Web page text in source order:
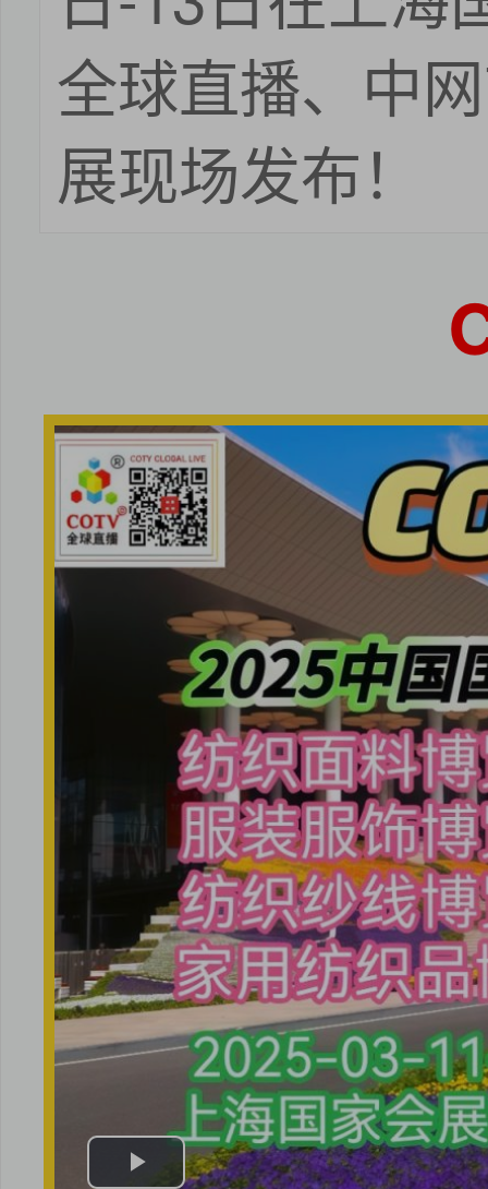
全球直播、中
展现场发布！